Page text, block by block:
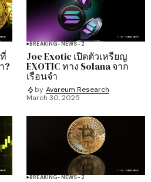
?
BREAKING-NEWS-2
Joe Exotic เปิดตัวเหรียญ
EXOTIC ทาง Solana จาก
เรือนจำ
by Avareum Research
March 30, 2025
BREAKING-NEWS-2